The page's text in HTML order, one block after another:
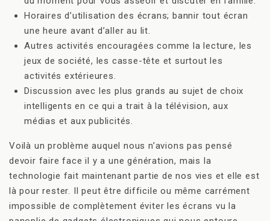
Horaires d’utilisation des écrans; bannir tout écran
une heure avant d’aller au lit.
Autres activités encouragées comme la lecture, les
jeux de société, les casse-tête et surtout les
activités extérieures.
Discussion avec les plus grands au sujet de choix
intelligents en ce qui a trait à la télévision, aux
médias et aux publicités.
Voilà un problème auquel nous n’avions pas pensé
devoir faire face il y a une génération, mais la
technologie fait maintenant partie de nos vies et elle est
là pour rester. Il peut être difficile ou même carrément
impossible de complètement éviter les écrans vu la